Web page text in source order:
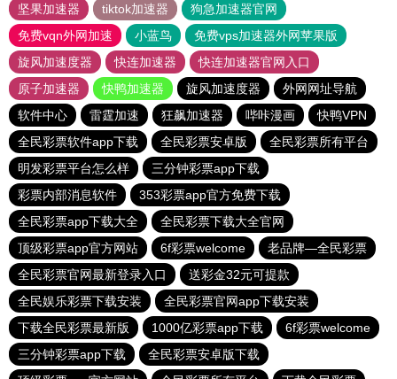
坚果加速器
tiktok加速器
狗急加速器官网
免费vqn外网加速
小蓝鸟
免费vps加速器外网苹果版
旋风加速度器
快连加速器
快连加速器官网入口
原子加速器
快鸭加速器 旋风加速度器
外网网址导航
软件中心
雷霆加速 狂飙加速器 哔咔漫画
快鸭VPN
全民彩票软件app下载
全民彩票安卓版
全民彩票所有平台
明发彩票平台怎么样
三分钟彩票app下载
彩票内部消息软件
353彩票app官方免费下载
全民彩票app下载大全
全民彩票下载大全官网
顶级彩票app官方网站
6f彩票welcome
老品牌—全民彩票
全民彩票官网最新登录入口
送彩金32元可提款
全民娱乐彩票下载安装
全民彩票官网app下载安装
下载全民彩票最新版
1000亿彩票app下载
6f彩票welcome
三分钟彩票app下载
全民彩票安卓版下载